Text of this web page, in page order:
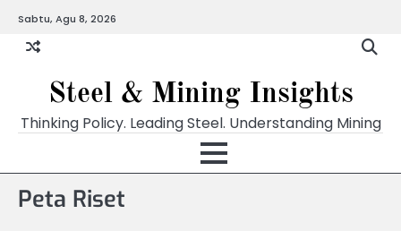
content
Sabtu, Agu 8, 2026
Steel & Mining Insights
Thinking Policy. Leading Steel. Understanding Mining
Peta Riset